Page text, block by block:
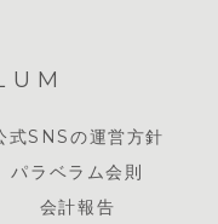
式SNSの運営方針
パラベラム会則
会計報告